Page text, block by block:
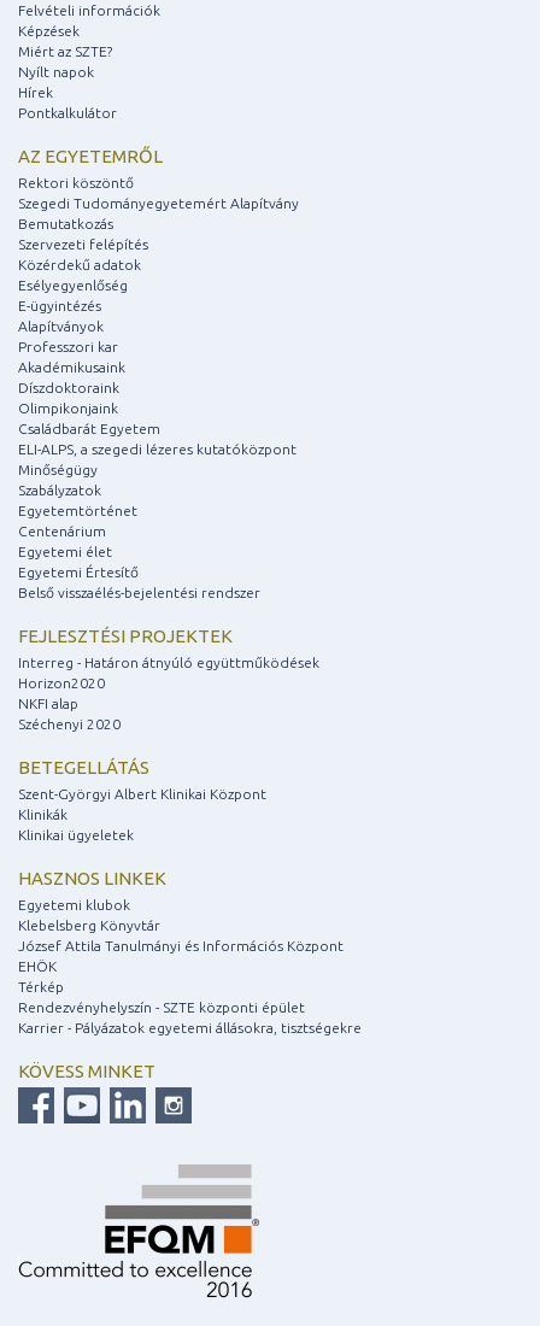
Felvételi információk
Képzések
Miért az SZTE?
Nyílt napok
Hírek
Pontkalkulátor
AZ EGYETEMRŐL
Rektori köszöntő
Szegedi Tudományegyetemért Alapítvány
Bemutatkozás
Szervezeti felépítés
Közérdekű adatok
Esélyegyenlőség
E-ügyintézés
Alapítványok
Professzori kar
Akadémikusaink
Díszdoktoraink
Olimpikonjaink
Családbarát Egyetem
ELI-ALPS, a szegedi lézeres kutatóközpont
Minőségügy
Szabályzatok
Egyetemtörténet
Centenárium
Egyetemi élet
Egyetemi Értesítő
Belső visszaélés-bejelentési rendszer
FEJLESZTÉSI PROJEKTEK
Interreg - Határon átnyúló együttműködések
Horizon2020
NKFI alap
Széchenyi 2020
BETEGELLÁTÁS
Szent-Györgyi Albert Klinikai Központ
Klinikák
Klinikai ügyeletek
HASZNOS LINKEK
Egyetemi klubok
Klebelsberg Könyvtár
József Attila Tanulmányi és Információs Központ
EHÖK
Térkép
Rendezvényhelyszín - SZTE központi épület
Karrier - Pályázatok egyetemi állásokra, tisztségekre
KÖVESS MINKET